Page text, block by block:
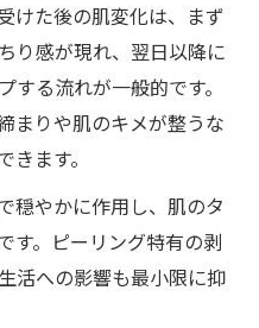
けた後の肌変化は、まず
り感が現れ、翌日以降に
る流れが一般的です。
まりや肌のキメが整うな
ます。
穏やかに作用し、肌のタ
す。ピーリング特有の剥
活への影響も最小限に抑